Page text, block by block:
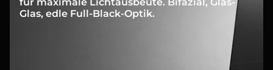
Glas, edle Full-Black-Optik.